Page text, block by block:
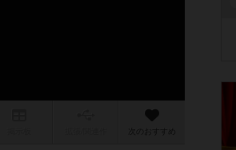
次のおすすめ